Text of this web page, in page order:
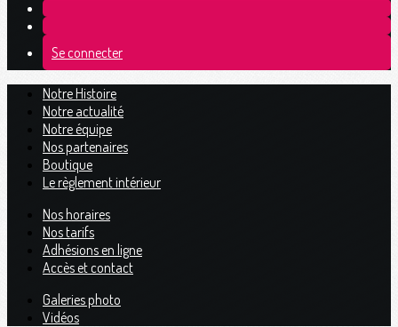
Se connecter
Notre Histoire
Notre actualité
Notre équipe
Nos partenaires
Boutique
Le règlement intérieur
Nos horaires
Nos tarifs
Adhésions en ligne
Accès et contact
Galeries photo
Vidéos